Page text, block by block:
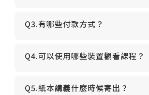
Q3.有哪些付款方式？
Q4.可以使用哪些裝置觀看課程？
Q5.紙本講義什麼時候寄出？